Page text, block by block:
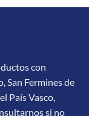
con
San Fermines de
País Vasco,
si no